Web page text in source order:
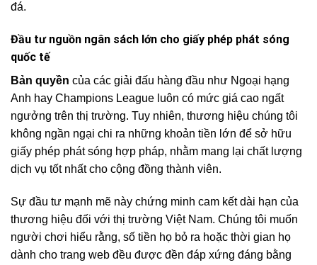
đá.
Đầu tư nguồn ngân sách lớn cho giấy phép phát sóng
quốc tế
Bản quyền của các giải đấu hàng đầu như Ngoại hạng
Anh hay Champions League luôn có mức giá cao ngất
ngưởng trên thị trường. Tuy nhiên, thương hiệu chúng tôi
không ngần ngại chi ra những khoản tiền lớn để sở hữu
giấy phép phát sóng hợp pháp, nhằm mang lại chất lượng
dịch vụ tốt nhất cho cộng đồng thành viên.
Sự đầu tư mạnh mẽ này chứng minh cam kết dài hạn của
thương hiệu đối với thị trường Việt Nam. Chúng tôi muốn
người chơi hiểu rằng, số tiền họ bỏ ra hoặc thời gian họ
dành cho trang web đều được đền đáp xứng đáng bằng